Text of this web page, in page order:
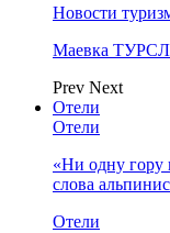
Новости
Маевка
Prev Next
Отели
Отели
«Ни одну
слова
Отели